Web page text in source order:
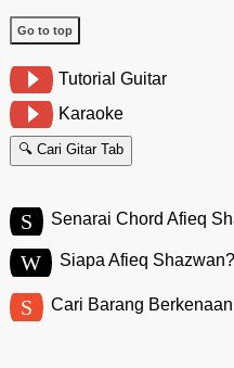
Go to top
Tutorial Guitar
Karaoke
🔍 Cari Gitar Tab
S Senarai Chord Afieq
W Siapa Afieq Shazwan?
S Cari Barang